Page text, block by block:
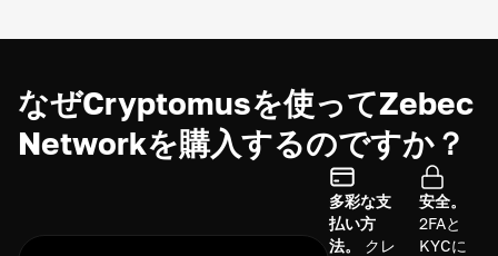
なぜCryptomusを使ってZebec
Networkを購入するのですか？
多彩な支
払い方
法。
クレ
安全。
2FAと
KYCに